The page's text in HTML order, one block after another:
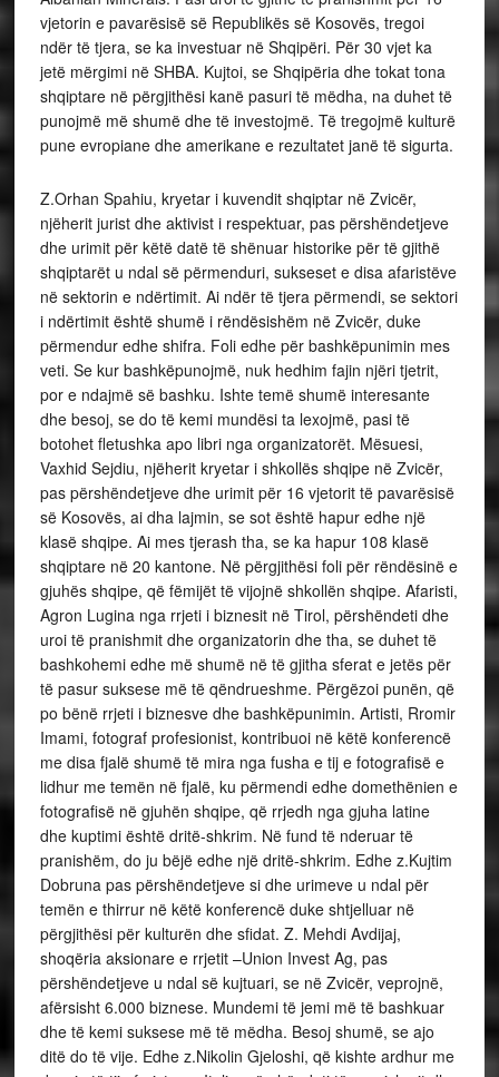
vjetorin e pavarësisë së Republikës së Kosovës, tregoi
ndër të tjera, se ka investuar në Shqipëri. Për 30 vjet ka
jetë mërgimi në SHBA. Kujtoi, se Shqipëria dhe tokat tona
shqiptare në përgjithësi kanë pasuri të mëdha, na duhet të
punojmë më shumë dhe të investojmë. Të tregojmë kulturë
pune evropiane dhe amerikane e rezultatet janë të sigurta.
Z.Orhan Spahiu, kryetar i kuvendit shqiptar në Zvicër,
njëherit jurist dhe aktivist i respektuar, pas përshëndetjeve
dhe urimit për këtë datë të shënuar historike për të gjithë
shqiptarët u ndal së përmenduri, sukseset e disa afaristëve
në sektorin e ndërtimit. Ai ndër të tjera përmendi, se sektori
i ndërtimit është shumë i rëndësishëm në Zvicër, duke
përmendur edhe shifra. Foli edhe për bashkëpunimin mes
veti. Se kur bashkëpunojmë, nuk hedhim fajin njëri tjetrit,
por e ndajmë së bashku. Ishte temë shumë interesante
dhe besoj, se do të kemi mundësi ta lexojmë, pasi të
botohet fletushka apo libri nga organizatorët. Mësuesi,
Vaxhid Sejdiu, njëherit kryetar i shkollës shqipe në Zvicër,
pas përshëndetjeve dhe urimit për 16 vjetorit të pavarësisë
së Kosovës, ai dha lajmin, se sot është hapur edhe një
klasë shqipe. Ai mes tjerash tha, se ka hapur 108 klasë
shqiptare në 20 kantone. Në përgjithësi foli për rëndësinë e
gjuhës shqipe, që fëmijët të vijojnë shkollën shqipe. Afaristi,
Agron Lugina nga rrjeti i biznesit në Tirol, përshëndeti dhe
uroi të pranishmit dhe organizatorin dhe tha, se duhet të
bashkohemi edhe më shumë në të gjitha sferat e jetës për
të pasur suksese më të qëndrueshme. Përgëzoi punën, që
po bënë rrjeti i biznesve dhe bashkëpunimin. Artisti, Rromir
Imami, fotograf profesionist, kontribuoi në këtë konferencë
me disa fjalë shumë të mira nga fusha e tij e fotografisë e
lidhur me temën në fjalë, ku përmendi edhe domethënien e
fotografisë në gjuhën shqipe, që rrjedh nga gjuha latine
dhe kuptimi është dritë-shkrim. Në fund të nderuar të
pranishëm, do ju bëjë edhe një dritë-shkrim. Edhe z.Kujtim
Dobruna pas përshëndetjeve si dhe urimeve u ndal për
temën e thirrur në këtë konferencë duke shtjelluar në
përgjithësi për kulturën dhe sfidat. Z. Mehdi Avdijaj,
shoqëria aksionare e rrjetit –Union Invest Ag, pas
përshëndetjeve u ndal së kujtuari, se në Zvicër, veprojnë,
afërsisht 6.000 biznese. Mundemi të jemi më të bashkuar
dhe të kemi suksese më të mëdha. Besoj shumë, se ajo
ditë do të vije. Edhe z.Nikolin Gjeloshi, që kishte ardhur me